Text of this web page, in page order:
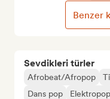
Sevdikleri türler
Afrobeat/Afropop
Dans pop
Elektropop
Benzer